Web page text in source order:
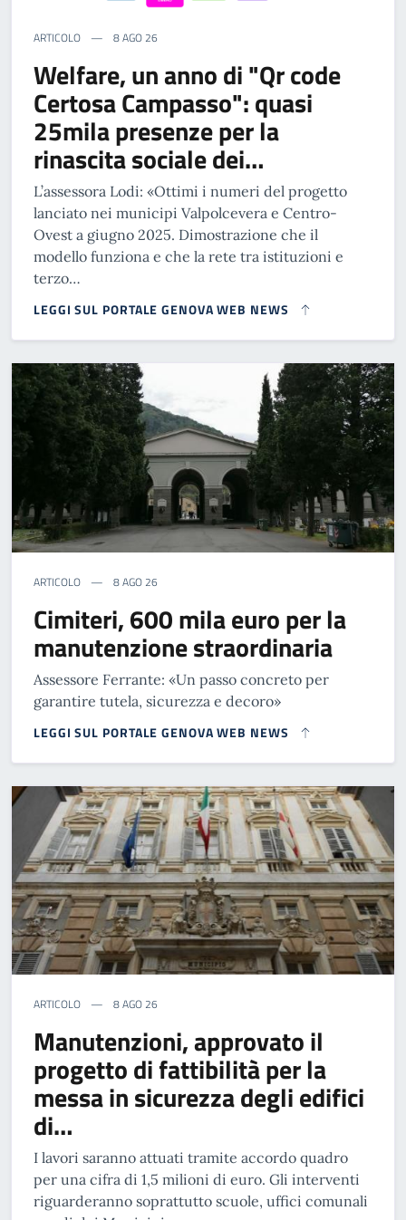
ARTICOLO 8 AGO 26
Welfare, un anno di "Qr code
Certosa Campasso": quasi
25mila presenze per la
rinascita sociale dei…
L’assessora Lodi: «Ottimi i numeri del progetto
lanciato nei municipi Valpolcevera e Centro-
Ovest a giugno 2025. Dimostrazione che il
modello funziona e che la rete tra istituzioni e
terzo…
LEGGI SUL PORTALE GENOVA WEB NEWS
ARTICOLO 8 AGO 26
Cimiteri, 600 mila euro per la
manutenzione straordinaria
Assessore Ferrante: «Un passo concreto per
garantire tutela, sicurezza e decoro»
LEGGI SUL PORTALE GENOVA WEB NEWS
ARTICOLO 8 AGO 26
Manutenzioni, approvato il
progetto di fattibilità per la
messa in sicurezza degli edifici
di…
I lavori saranno attuati tramite accordo quadro
per una cifra di 1,5 milioni di euro. Gli interventi
riguarderanno soprattutto scuole, uffici comunali